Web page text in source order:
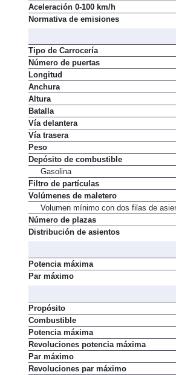
Aceleración 0-100 km/h
Normativa de emisiones
Tipo de Carrocería
Número de puertas
Longitud
Anchura
Altura
Batalla
Vía delantera
Vía trasera
Peso
Depósito de combustible
Gasolina
Filtro de partículas
Volúmenes de maletero
Volumen mínimo con dos filas de
Número de plazas
Distribución de asientos
Potencia máxima
Par máximo
Propósito
Combustible
Potencia máxima
Revoluciones potencia máxima
Par máximo
Revoluciones par máximo